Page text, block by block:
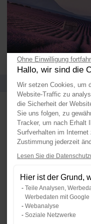
Formate
Blatt
Ohne Einwilligung
Hallo, wir sind die
Wir setzen Cookies, um
Website-Traffic zu
die Sicherheit der
Sie uns folgen, zu
Tracker, um nach Erhalt
Surfverhalten im
Zustimmung jederzeit
Lesen Sie die
Hier ist der Grund,
Teile Analysen,
Werbedaten mit Google
Webanalyse
Soziale Netzwerke